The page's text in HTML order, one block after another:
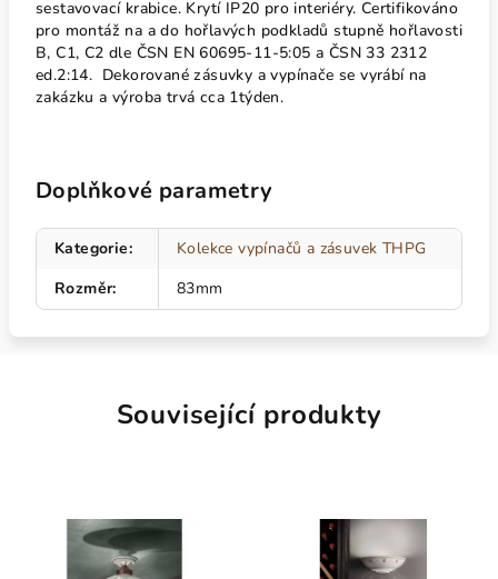
sestavovací krabice. Krytí IP20 pro interiéry. Certifikováno
pro montáž na a do hořlavých podkladů stupně hořlavosti
B, C1, C2 dle ČSN EN 60695-11-5:05 a ČSN 33 2312
ed.2:14. Dekorované zásuvky a vypínače se vyrábí na
zakázku a výroba trvá cca 1týden.
Doplňkové parametry
Kategorie:
Kolekce vypínačů a zásuvek THPG
Rozměr: 83mm
Související produkty